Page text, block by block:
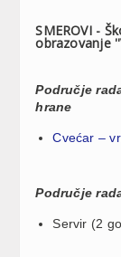
SMEROVI -
obrazovanje
Područje
hrane
Cvećar –
Područje
Servir (2